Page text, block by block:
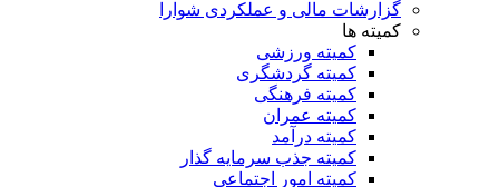
گزارشات مالی و عملکردی شوارا
کمیته ها
کمیته ورزشی
کمیته گردشگری
کمیته فرهنگی
کمیته عمران
کمیته درآمد
کمیته جذب سرمایه گذار
کمیته امور اجتماعی